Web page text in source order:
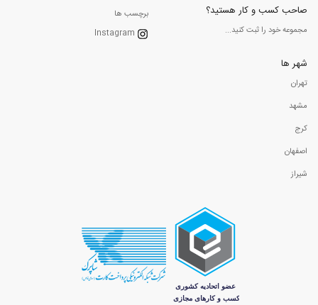
صاحب کسب و کار هستید؟
مجموعه خود را ثبت کنید...
برچسب ها
Instagram
شهر ها
تهران
مشهد
کرج
اصفهان
شیراز